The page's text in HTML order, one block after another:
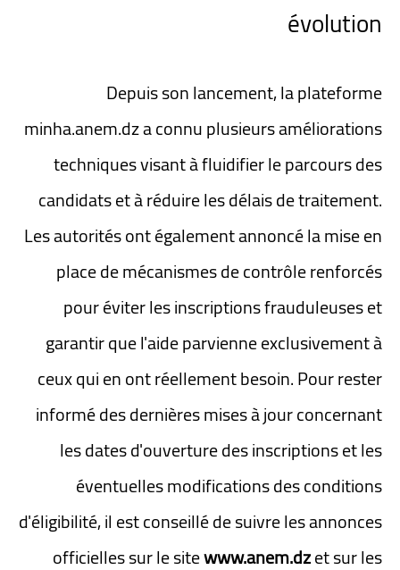
évolution
Depuis son lancement, la plateforme
minha.anem.dz a connu plusieurs améliorations
techniques visant à fluidifier le parcours des
candidats et à réduire les délais de traitement.
Les autorités ont également annoncé la mise en
place de mécanismes de contrôle renforcés
pour éviter les inscriptions frauduleuses et
garantir que l'aide parvienne exclusivement à
ceux qui en ont réellement besoin. Pour rester
informé des dernières mises à jour concernant
les dates d'ouverture des inscriptions et les
éventuelles modifications des conditions
d'éligibilité, il est conseillé de suivre les annonces
officielles sur le sitewww.anem.dzet sur les